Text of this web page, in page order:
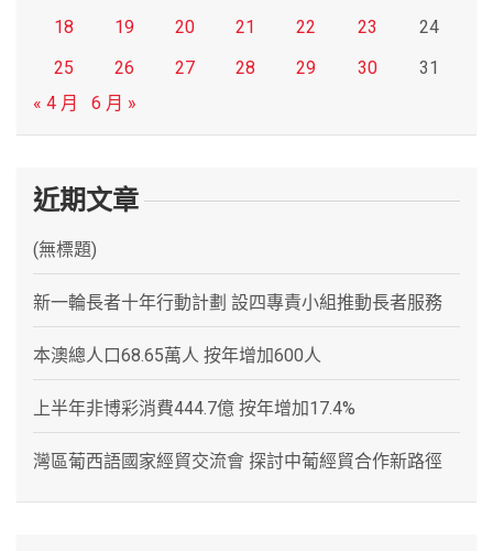
18
19 20 21 22 23
24
25
26 27 28 29 30
31
« 4 月
6 月 »
近期文章
(無標題)
新一輪長者十年行動計劃 設四專責小組推動長者服務
本澳總人口68.65萬人 按年增加600人
上半年非博彩消費444.7億 按年增加17.4%
灣區葡西語國家經貿交流會 探討中葡經貿合作新路徑